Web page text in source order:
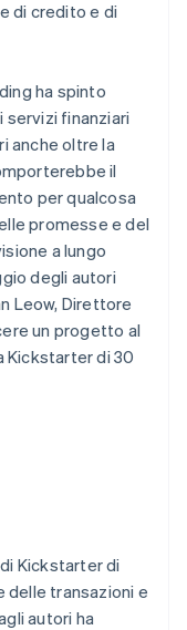
di credito e di
ha spinto
servizi finanziari
anche oltre la
il
per qualcosa
promesse e del
a lungo
degli autori
Leow, Direttore
un progetto al
Kickstarter di 30
Kickstarter di
delle transazioni e
autori ha